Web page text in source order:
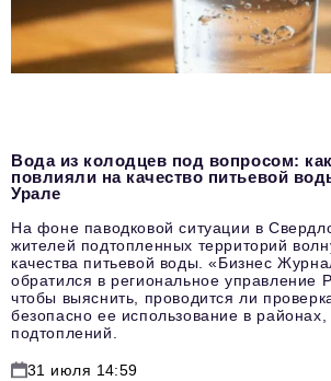
Вода из колодцев под вопросом:
повлияли на качество питьевой
Урале
На фоне паводковой ситуации в
жителей подтопленных территорий
качества питьевой воды. «Бизнес
обратился в региональное управление
чтобы выяснить, проводится ли
безопасно ее использование в
подтоплений.
31 июля 14:59